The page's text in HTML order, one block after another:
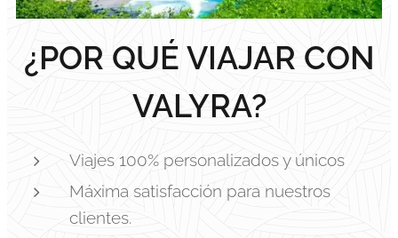
¿POR QUÉ VIAJAR CON
VALYRA?
Viajes 100% personalizados y únicos
Máxima satisfacción para nuestros
clientes.